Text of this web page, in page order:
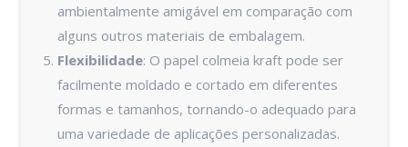
ambientalmente amigável em comparação com
alguns outros materiais de embalagem.
Flexibilidade: O papel colmeia kraft pode ser
facilmente moldado e cortado em diferentes
formas e tamanhos, tornando-o adequado para
uma variedade de aplicações personalizadas.